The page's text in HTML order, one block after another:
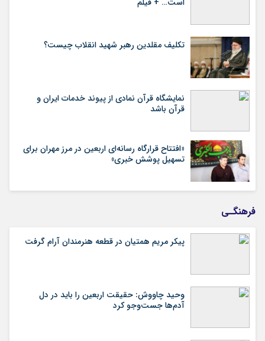
تکلیف مقلدین رهبر شهید انقلاب چیست؟
نمایشگاه قرآن نمادی از پیوند خدمات ایران و
قرآن باشد
«افتتاح قرارگاه رسانه‌ای اربعین در مرز مهران برای
تسهیل پوشش خبری»
فرهنگـی
پیکر مریم همتیان در قطعه هنرمندان آرام گرفت
وحید چاووش: حقیقت اربعین را باید در دل
آدم‌ها جست‌وجو کرد